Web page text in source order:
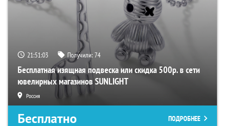
21:51:02 Получили:74
Бесплатная изящная подвеска или скидка 500р. в сети
ювелирных магазинов SUNLIGHT
Россия
Бесплатно ПОДРОБНЕЕ